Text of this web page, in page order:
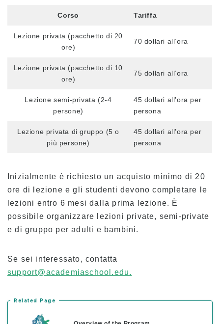
Lezioni private
Tasse scolastiche per i titolari di visti non
Tassa d’iscrizione per Kama’aina (cittadini
statunitensi o titolari di carta verde)
Tasse per studenti in corso e titolari di visto
per studenti (F-1)
Lezioni pomeridiane per studenti trasferiti e
Processo di candidatura
Modulo di iscrizione online
Corso Tariffa
Lezione privata (pacchetto di 20
ore)
70 dollari all’ora
Lezione privata (pacchetto di 10
ore)
75 dollari all’ora
Lezione semi-privata (2-4
persone)
45 dollari all’ora per
persona
Lezione privata di gruppo (5 o
più persone)
45 dollari all’ora per
persona
Inizialmente è richiesto un acquisto minimo di 20
ore di lezione e gli studenti devono completare le
lezioni entro 6 mesi dalla prima lezione. È
possibile organizzare lezioni private, semi-private
e di gruppo per adulti e bambini.
Se sei interessato, contatta
support@academiaschool.edu.
Related Page